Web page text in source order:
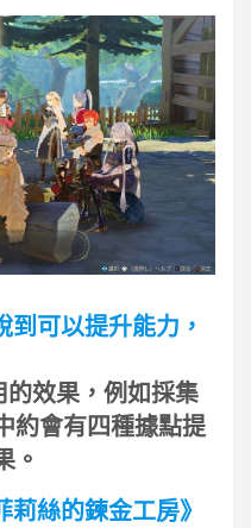
到可以提升能力，
效果，例如採集
約會有四種據點提
。
絲的鍊金工房》